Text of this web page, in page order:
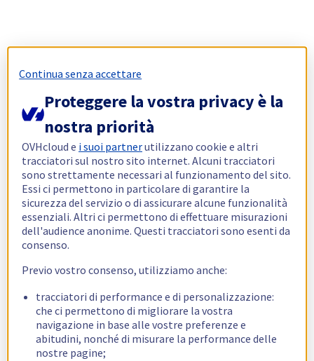
Continua senza accettare
Proteggere la vostra privacy è la
nostra priorità
OVHcloud e i suoi partnerutilizzano cookie e altri
tracciatori sul nostro sito internet. Alcuni tracciatori
sono strettamente necessari al funzionamento del sito.
Essi ci permettono in particolare di garantire la
sicurezza del servizio o di assicurare alcune funzionalità
essenziali. Altri ci permettono di effettuare misurazioni
dell'audience anonime. Questi tracciatori sono esenti da
consenso.
Previo vostro consenso, utilizziamo anche:
tracciatori di performance e di personalizzazione:
che ci permettono di migliorare la vostra
navigazione in base alle vostre preferenze e
abitudini, nonché di misurare la performance delle
nostre pagine;